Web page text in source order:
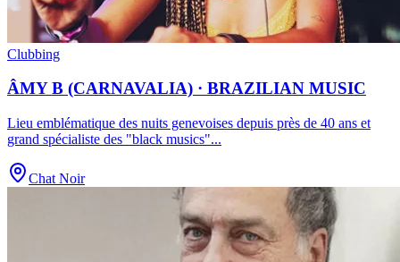
Clubbing
ÂMY B (CARNAVALIA) · BRAZILIAN MUSIC
Lieu emblématique des nuits genevoises depuis près de 40 ans et
grand spécialiste des "black musics"...
Chat Noir